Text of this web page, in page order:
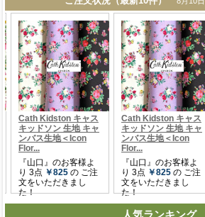
人気ランキング